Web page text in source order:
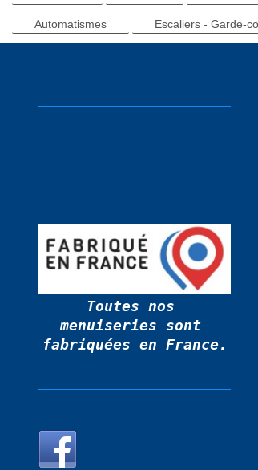
Automatismes Escaliers - Garde-
Toutes nos
menuiseries sont
fabriquées en France.